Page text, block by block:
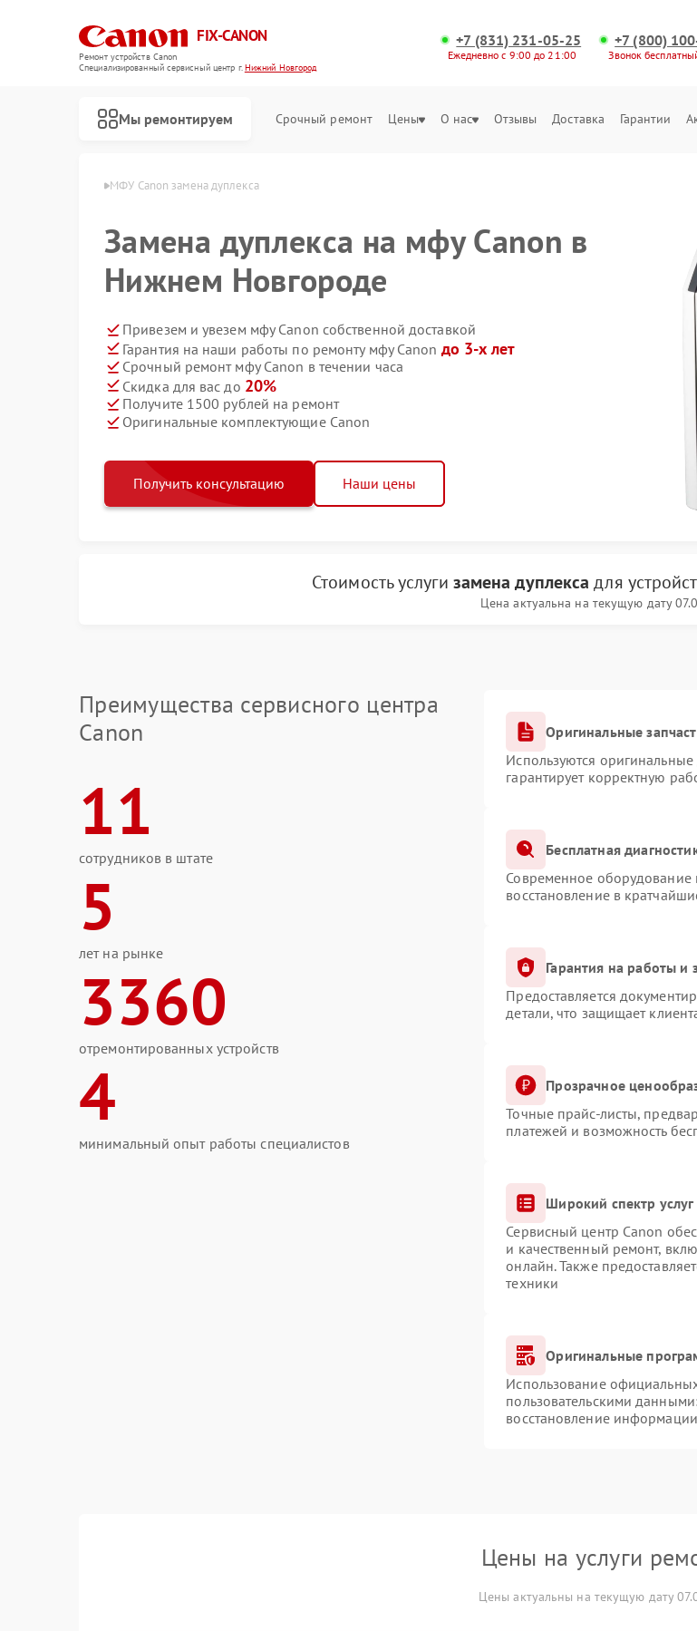
FIX-CANON
Ремонт устройств Canon
Специализированный cервисный центр г.Нижний Новгород
+7 (831) 231-05-25
Ежедневно с 9:00 до 21:00
+7 (800)
Звонок
Мы ремонтируем Срочный ремонт Цены О нас Отзывы Доставка Гарантии
Нижнем Новгороде МФУ Canon замена дуплекса
Замена дуплекса на мфу Canon в
Нижнем Новгороде
Привезем и увезем мфу Canon собственной доставкой
Гарантия на наши работы по ремонту мфу Canon до 3-х лет
Срочный ремонт мфу Canon в течении часа
Скидка для вас до 20%
Получите 1500 рублей на ремонт
Оригинальные комплектующие Canon
Получить консультацию Наши цены
Стоимость услуги замена дуплекса для
Цена актуальна на текущую дату
Преимущества сервисного центра
Canon
11
сотрудников в штате
5
лет на рынке
3360
отремонтированных устройств
4
минимальный опыт работы специалистов
Оригинальные
Используются
гарантирует корректную
Бесплатная
Современное оборудование
восстановление в
Гарантия на работы и
Предоставляется
детали, что защищает
Прозрачное
Точные прайс-листы,
платежей и возможность
Широкий спектр услуг
Сервисный центр Canon
и качественный ремонт,
онлайн. Также
техники
Оригинальные
Использование
пользовательскими
восстановление
Цены на услуги
Цены актуальны на текущую дату